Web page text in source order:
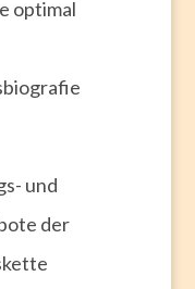
optimal
und
der